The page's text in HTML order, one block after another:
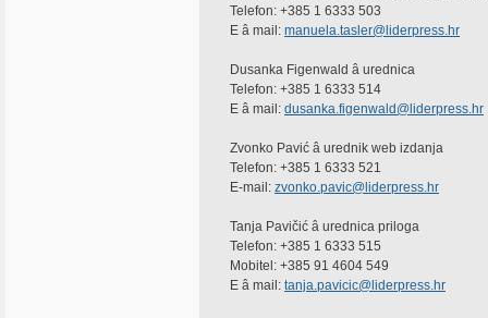
Telefon: +385 1 6333 503
E â mail: manuela.tasler@liderpress.hr
Dusanka Figenwald â urednica
Telefon: +385 1 6333 514
E â mail: dusanka.figenwald@liderpress.hr
Zvonko Pavić â urednik web izdanja
Telefon: +385 1 6333 521
E-mail: zvonko.pavic@liderpress.hr
Tanja Pavičić â urednica priloga
Telefon: +385 1 6333 515
Mobitel: +385 91 4604 549
E â mail: tanja.pavicic@liderpress.hr